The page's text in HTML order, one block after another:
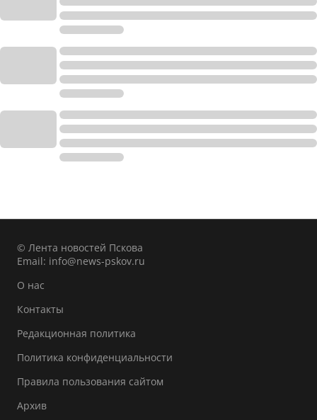
© Лента новостей Пскова
Email: info@news-pskov.ru
О нас
Контакты
Редакционная политика
Политика конфиденциальности
Правила пользования сайтом
Архив